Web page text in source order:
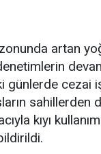
artan
günlerde cezai
sahillerden
kıyı